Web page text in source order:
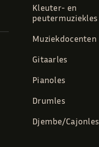
Kleuter- en
peutermuziekles
Muziekdocenten
Gitaarles
Pianoles
Drumles
Djembe/Cajonles